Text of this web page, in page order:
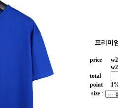
프리미
price w
w
total
point
size :